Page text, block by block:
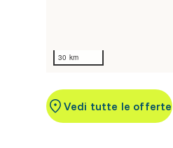
30 km
Vedi tutte le offerte